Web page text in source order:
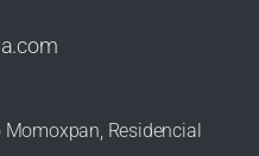
Momoxpan, Residencial